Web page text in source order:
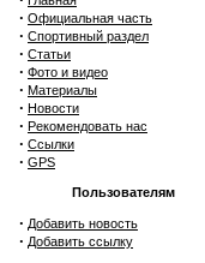
· Официальная часть
· Спортивный раздел
· Статьи
· Фото и видео
· Материалы
· Новости
· Рекомендовать нас
· Ссылки
· GPS
Пользователям
· Добавить новость
· Добавить ссылку